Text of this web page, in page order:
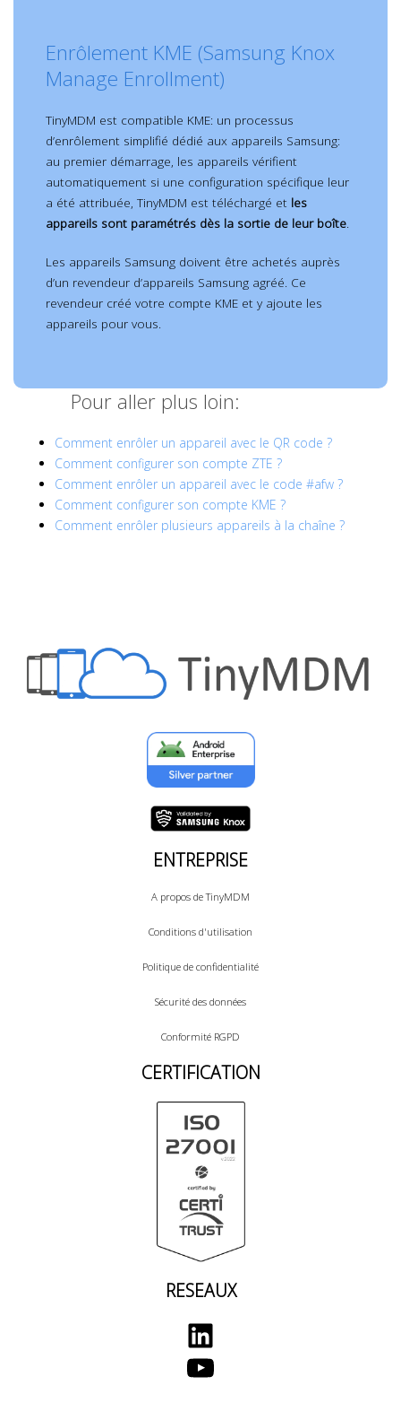
Enrôlement KME (Samsung Knox
Manage Enrollment)
TinyMDM est compatible KME: un processus
d’enrôlement simplifié dédié aux appareils Samsung:
au premier démarrage, les appareils vérifient
automatiquement si une configuration spécifique leur
a été attribuée, TinyMDM est téléchargé et les
appareils sont paramétrés dès la sortie de leur boîte.
Les appareils Samsung doivent être achetés auprès
d’un revendeur d’appareils Samsung agréé. Ce
revendeur créé votre compte KME et y ajoute les
appareils pour vous.
Pour aller plus loin:
Comment enrôler un appareil avec le QR code ?
Comment configurer son compte ZTE ?
Comment enrôler un appareil avec le code #afw ?
Comment configurer son compte KME ?
Comment enrôler plusieurs appareils à la chaîne ?
ENTREPRISE
A propos de TinyMDM
Conditions d'utilisation
Politique de confidentialité
Sécurité des données
Conformité RGPD
CERTIFICATION
RESEAUX
LinkedIn
YouTube